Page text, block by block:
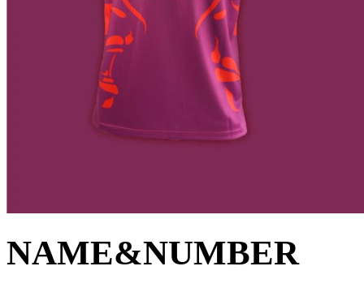
NAME&NUMBER